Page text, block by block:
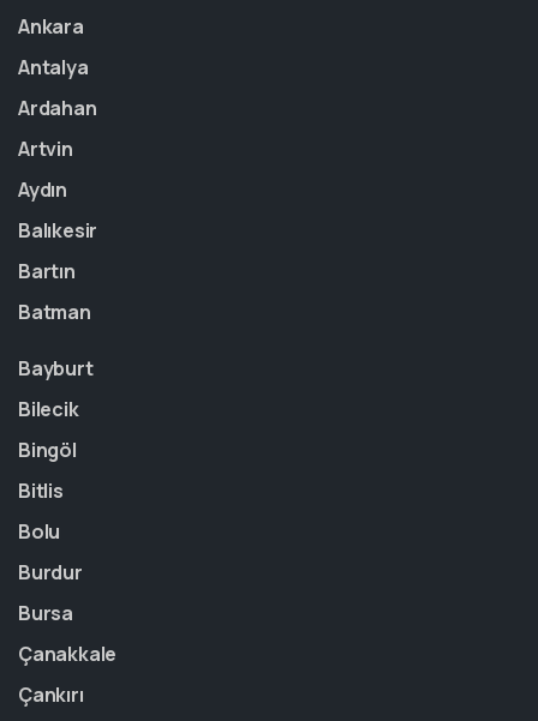
Ankara
Antalya
Ardahan
Artvin
Aydın
Balıkesir
Bartın
Batman
Bayburt
Bilecik
Bingöl
Bitlis
Bolu
Burdur
Bursa
Çanakkale
Çankırı